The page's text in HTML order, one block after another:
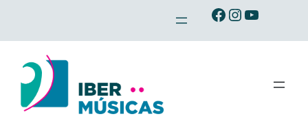
o
conteúdo
Ibermusicas no Facebook
Ibermusicas no Instagram
Ibermusicas no Youtube